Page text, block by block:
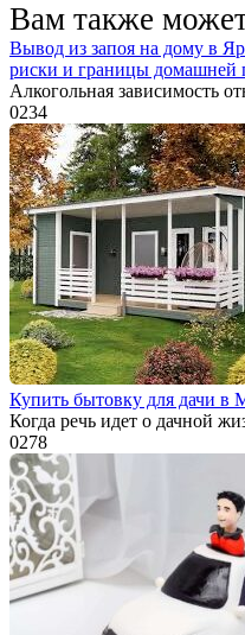
Вам также
Вывод из запоя на дому в
риски и границы домашней
Алкогольная зависимость
0234
Купить бытовку для дачи в
Когда речь идет о дачной
0278